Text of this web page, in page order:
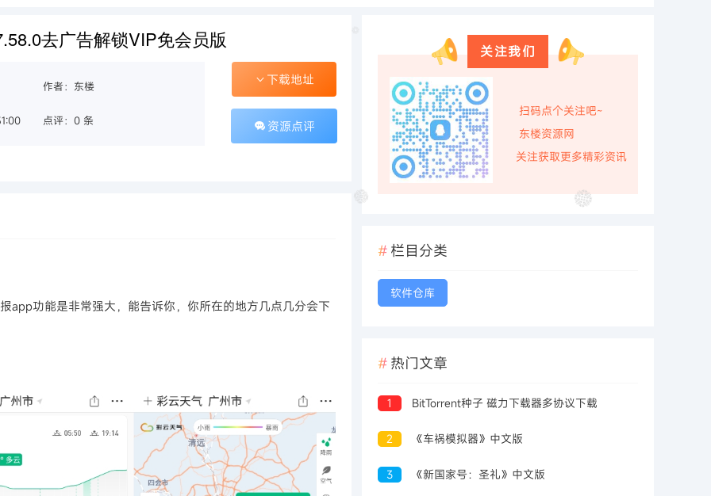
去广告解锁VIP免会员版
作者：东楼
点评：0 条
下载地址
资源点评
app功能是非常强大，能告诉你，你所在的地方几点几分会下
关注我们
扫码点个关注吧~
东楼资源网
关注获取更多精彩资讯
栏目分类
软件仓库
热门文章
1 BitTorrent种子 磁力下载器多协议下载
2 《车祸模拟器》中文版
3 《新国家号：圣礼》中文版